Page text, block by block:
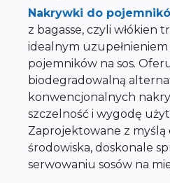
Nakrywki do
z bagasse, czyli włókien
idealnym
pojemników na sos.
biodegradowalną
konwencjonalnych
szczelność i wygodę
Zaprojektowane z myślą
środowiska, doskonale
serwowaniu sosów na